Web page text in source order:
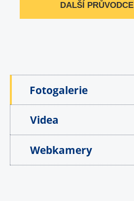
DALŠÍ PRŮVODCE
Fotogalerie
Videa
Webkamery